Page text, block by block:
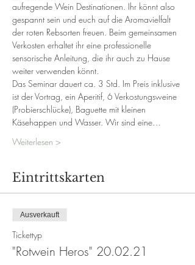
aufregende Wein Destinationen. Ihr könnt also
gespannt sein und euch auf die Aromavielfalt
der roten Rebsorten freuen. Beim gemeinsamen
Verkosten erhaltet ihr eine professionelle
sensorische Anleitung, die ihr auch zu Hause
weiter verwenden könnt.
Das Seminar dauert ca. 3 Std. Im Preis inklusive
ist der Vortrag, ein Aperitif, 6 Verkostungsweine
(Probierschlücke), Baguette mit kleinen
Käsehappen und Wasser. Wir sind eine…
Weiterlesen >
Eintrittskarten
Ausverkauft
Tickettyp
"Rotwein Heros" 20.02.21